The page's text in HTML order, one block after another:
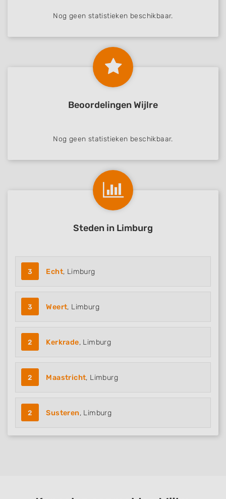
Nog geen statistieken beschikbaar.
Beoordelingen Wijlre
Nog geen statistieken beschikbaar.
Steden in Limburg
3 Echt, Limburg
3 Weert, Limburg
2 Kerkrade, Limburg
2 Maastricht, Limburg
2 Susteren, Limburg
Measure content performance
or combinations of data from different
Develop and improve services
actively requested
Non-IAB processing purposes: